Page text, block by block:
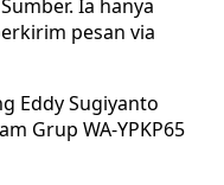
Ia hanya
pesan via
Eddy Sugiyanto
Grup WA-YPKP65